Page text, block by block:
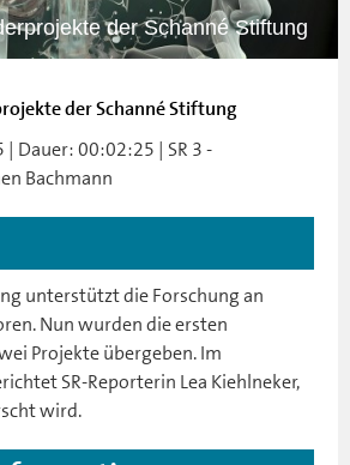
der Schanné Stiftung
der Schanné Stiftung
Dauer: 00:02:25 | SR 3 -
Bachmann
unterstützt die Forschung an
Nun wurden die ersten
Projekte übergeben. Im
SR-Reporterin Lea Kiehlneker,
wird.